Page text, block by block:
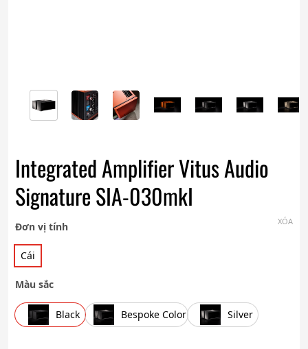
Integrated Amplifier Vitus Audio
Signature SIA-030mkI
Đơn vị tính
Cái
Màu sắc
Black Bespoke Color Silver
XÓA